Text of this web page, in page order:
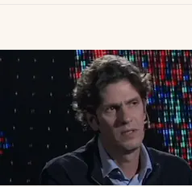
Eventos Corporativos
El Cronista Studio
abre en nueva pestaña